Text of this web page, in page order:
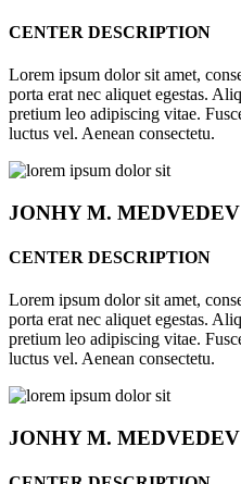
CENTER DESCRIPTION
Lorem ipsum dolor sit amet,
porta erat nec aliquet egestas.
pretium leo adipiscing vitae.
luctus vel. Aenean consectetu.
JONHYM. MEDVEDEV
CENTER DESCRIPTION
Lorem ipsum dolor sit amet,
porta erat nec aliquet egestas.
pretium leo adipiscing vitae.
luctus vel. Aenean consectetu.
JONHYM. MEDVEDEV